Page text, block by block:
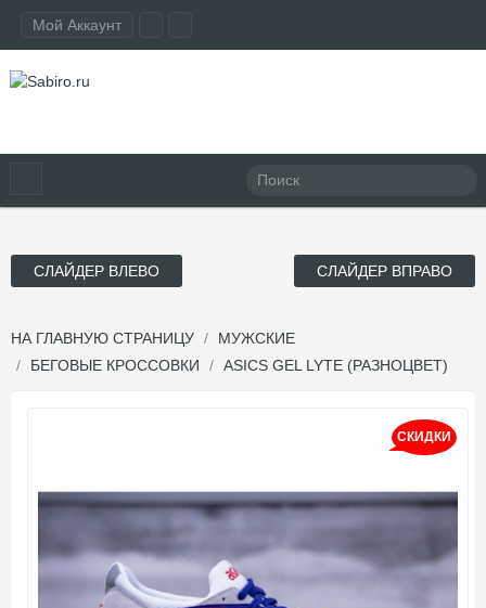
Мой Аккаунт
СЛАЙДЕР ВЛЕВО СЛАЙДЕР ВПРАВО
НА ГЛАВНУЮ СТРАНИЦУ
МУЖСКИЕ
БЕГОВЫЕ КРОССОВКИ
ASICS GEL LYTE (РАЗНОЦВЕТ)
СКИДКИ